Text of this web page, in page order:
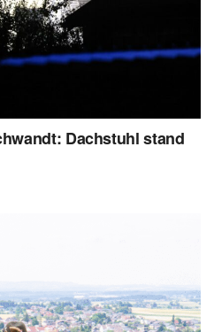
Dachstuhl stand